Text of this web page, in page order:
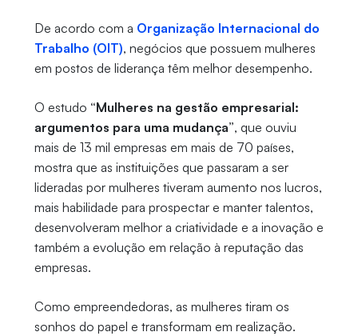
De acordo com a Organização Internacional do
Trabalho (OIT), negócios que possuem mulheres
em postos de liderança têm melhor desempenho.
O estudo “Mulheres na gestão empresarial:
argumentos para uma mudança”, que ouviu
mais de 13 mil empresas em mais de 70 países,
mostra que as instituições que passaram a ser
lideradas por mulheres tiveram aumento nos lucros,
mais habilidade para prospectar e manter talentos,
desenvolveram melhor a criatividade e a inovação e
também a evolução em relação à reputação das
empresas.
Como empreendedoras, as mulheres tiram os
sonhos do papel e transformam em realização.